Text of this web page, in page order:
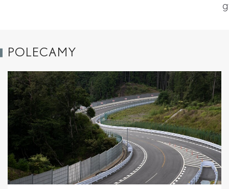
POLECAMY